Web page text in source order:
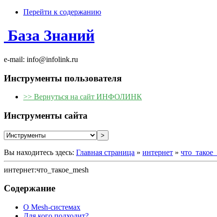
Перейти к содержанию
База Знаний
e-mail: info@infolink.ru
Инструменты пользователя
>> Вернуться на сайт ИНФОЛИНК
Инструменты сайта
Вы находитесь здесь: Главная страница » интернет »
интернет:что_такое_mesh
Содержание
О Mesh-системах